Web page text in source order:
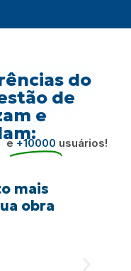
do
de
e
e+10000 usuários!
mais
obra